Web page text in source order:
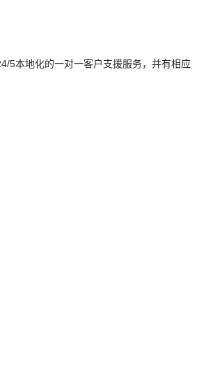
5本地化的一对一客户支援服务，并有相应